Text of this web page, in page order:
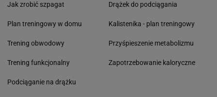
Jak zrobić szpagat
Plan treningowy w domu
Trening obwodowy
Trening funkcjonalny
Podciąganie na drążku
Drążek do podciągania
Kalistenika - plan treningowy
Przyśpieszenie metabolizmu
Zapotrzebowanie kaloryczne